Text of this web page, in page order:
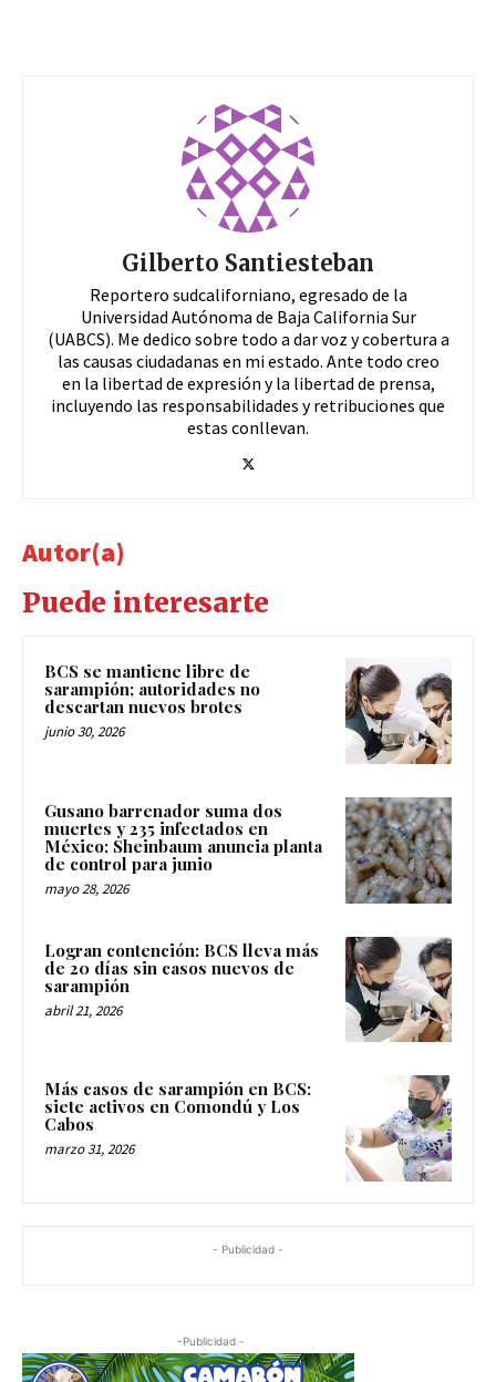
Gilberto Santiesteban
Reportero sudcaliforniano, egresado de la
Universidad Autónoma de Baja California Sur
(UABCS). Me dedico sobre todo a dar voz y cobertura a
las causas ciudadanas en mi estado. Ante todo creo
en la libertad de expresión y la libertad de prensa,
incluyendo las responsabilidades y retribuciones que
estas conllevan.
Autor(a)
Puede interesarte
BCS se mantiene libre de
sarampión; autoridades no
descartan nuevos brotes
junio 30, 2026
Gusano barrenador suma dos
muertes y 235 infectados en
México; Sheinbaum anuncia planta
de control para junio
mayo 28, 2026
Logran contención: BCS lleva más
de 20 días sin casos nuevos de
sarampión
abril 21, 2026
Más casos de sarampión en BCS:
siete activos en Comondú y Los
Cabos
marzo 31, 2026
- Publicidad -
-Publicidad -